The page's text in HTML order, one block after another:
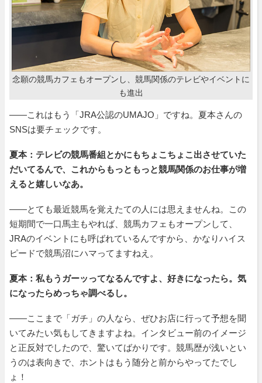
念願の競馬カフェもオープンし、競馬関係のテレビやイベントに
も進出
――これはもう「JRA公認のUMAJO」ですね。夏本さんの
SNSは要チェックです。
夏本：テレビの競馬番組とかにもちょこちょこ出させていた
だいてるんで、これからもっともっと競馬関係のお仕事が増
えると嬉しいなあ。
――とても最近競馬を覚えたての人には思えませんね。この
短期間で一口馬主もやれば、競馬カフェもオープンして、
JRAのイベントにも呼ばれているんですから、かなりハイス
ピードで競馬沼にハマってますねえ。
夏本：私もうガーッってなるんですよ、好きになったら。気
になったらめっちゃ調べるし。
――ここまで「ガチ」の人なら、ぜひお店に行って予想を聞
いてみたい気もしてきますよね。インタビュー前のイメージ
と正反対でしたので、驚いてばかりです。競馬歴が浅いとい
うのは表向きで、ホントはもう随分と前からやってたでし
ょ！